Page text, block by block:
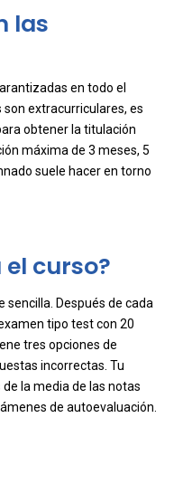
las
en todo el
extracurriculares, es
obtener la titulación
máxima de 3 meses, 5
suele hacer en torno
curso?
sencilla. Después de cada
tipo test con 20
tres opciones de
incorrectas. Tu
la media de las notas
de autoevaluación.